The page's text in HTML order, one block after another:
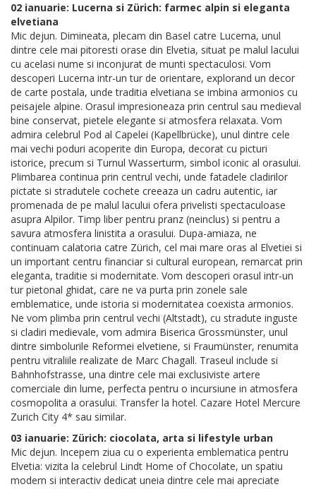
02 ianuarie: Lucerna si Zürich: farmec alpin si eleganta
elvetiana
Mic dejun. Dimineata, plecam din Basel catre Lucerna, unul
dintre cele mai pitoresti orase din Elvetia, situat pe malul lacului
cu acelasi nume si inconjurat de munti spectaculosi. Vom
descoperi Lucerna intr-un tur de orientare, explorand un decor
de carte postala, unde traditia elvetiana se imbina armonios cu
peisajele alpine. Orasul impresioneaza prin centrul sau medieval
bine conservat, pietele elegante si atmosfera relaxata. Vom
admira celebrul Pod al Capelei (Kapellbrücke), unul dintre cele
mai vechi poduri acoperite din Europa, decorat cu picturi
istorice, precum si Turnul Wasserturm, simbol iconic al orasului.
Plimbarea continua prin centrul vechi, unde fatadele cladirilor
pictate si stradutele cochete creeaza un cadru autentic, iar
promenada de pe malul lacului ofera privelisti spectaculoase
asupra Alpilor. Timp liber pentru pranz (neinclus) si pentru a
savura atmosfera linistita a orasului. Dupa-amiaza, ne
continuam calatoria catre Zürich, cel mai mare oras al Elvetiei si
un important centru financiar si cultural european, remarcat prin
eleganta, traditie si modernitate. Vom descoperi orasul intr-un
tur pietonal ghidat, care ne va purta prin zonele sale
emblematice, unde istoria si modernitatea coexista armonios.
Ne vom plimba prin centrul vechi (Altstadt), cu stradute inguste
si cladiri medievale, vom admira Biserica Grossmünster, unul
dintre simbolurile Reformei elvetiene, si Fraumünster, renumita
pentru vitraliile realizate de Marc Chagall. Traseul include si
Bahnhofstrasse, una dintre cele mai exclusiviste artere
comerciale din lume, perfecta pentru o incursiune in atmosfera
cosmopolita a orasului. Transfer la hotel. Cazare Hotel Mercure
Zurich City 4* sau similar.
03 ianuarie: Zürich: ciocolata, arta si lifestyle urban
Mic dejun. Incepem ziua cu o experienta emblematica pentru
Elvetia: vizita la celebrul Lindt Home of Chocolate, un spatiu
modern si interactiv dedicat uneia dintre cele mai apreciate